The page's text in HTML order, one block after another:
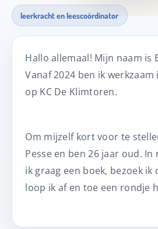
leerkracht en leescoördinator
Hallo allemaal! Mijn naam is
Vanaf 2024 ben ik
op KC De Klimtoren.
Om mijzelf kort voor te
Pesse en ben 26 jaar oud.
ik graag een boek, bezoek ik
loop ik af en toe een rondje